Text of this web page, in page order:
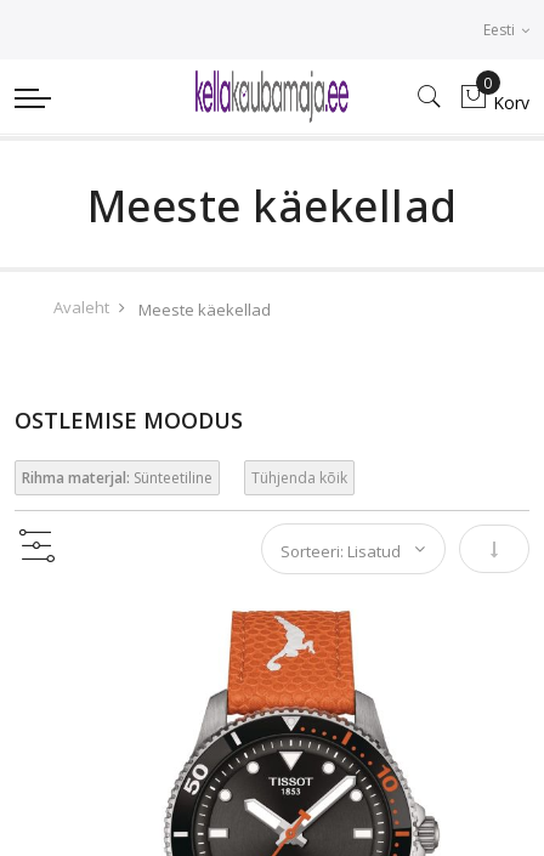
Eesti
Korv
0
Meeste käekellad
Avaleht Meeste käekellad
OSTLEMISE MOODUS
Rihma materjal: Sünteetiline Tühjenda kõik